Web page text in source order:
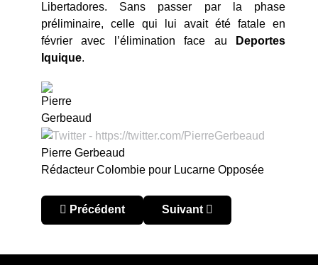
Libertadores. Sans passer par la phase
préliminaire, celle qui lui avait été fatale en
février avec l’élimination face au
Deportes
Iquique.
Pierre Gerbeaud
Rédacteur Colombie pour Lucarne Opposée
Article précédent : Colombie – Liga BetPlay
Précédent Article suivant : Le cimetière
Suivant